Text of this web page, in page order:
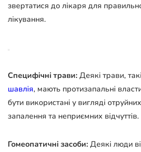
звертатися до лікаря для
лікування.
Специфічні трави:Деякі трави,
шавлія, мають протизапальні
бути використані у вигляді
запалення та неприємних відчуттів.
Гомеопатичні засоби:Деякі люди